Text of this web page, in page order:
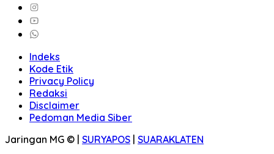
Indeks
Kode Etik
Privacy Policy
Redaksi
Disclaimer
Pedoman Media Siber
Jaringan MG © | SURYAPOS | SUARAKLATEN